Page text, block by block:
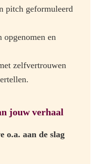
pitch geformuleerd
en
zelfvertrouwen
jouw verhaal
o.a. aan de slag